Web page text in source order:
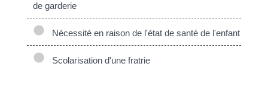
de garderie
Nécessité en raison de l'état de santé de l'enfant
Scolarisation d'une fratrie